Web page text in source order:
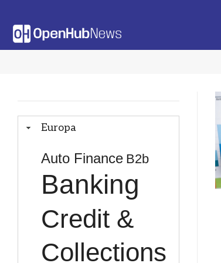
contenido
Europa
Auto Finance B2b
Banking
Credit &
Collections